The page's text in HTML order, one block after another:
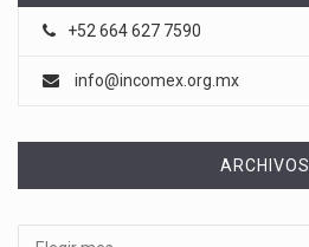
+52 664 627 7590
info@incomex.org.mx
ARCHIVOS